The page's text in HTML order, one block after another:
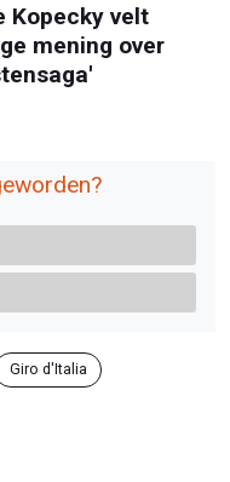
Kopecky velt
mening over
Giro d'Italia